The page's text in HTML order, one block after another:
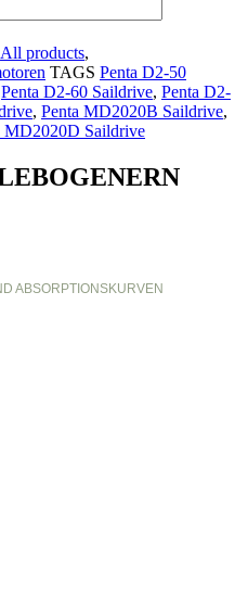
All products,
TAGS Penta D2-50
Penta D2-60 Saildrive, Penta D2-
, Penta MD2020B Saildrive,
MD2020D Saildrive
ABSORPTIONSKURVEN